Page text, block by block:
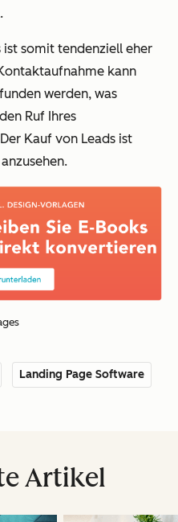
ist somit tendenziell eher
kann
werden, was
Ruf Ihres
Kauf von Leads ist
Landing Page Software
Artikel